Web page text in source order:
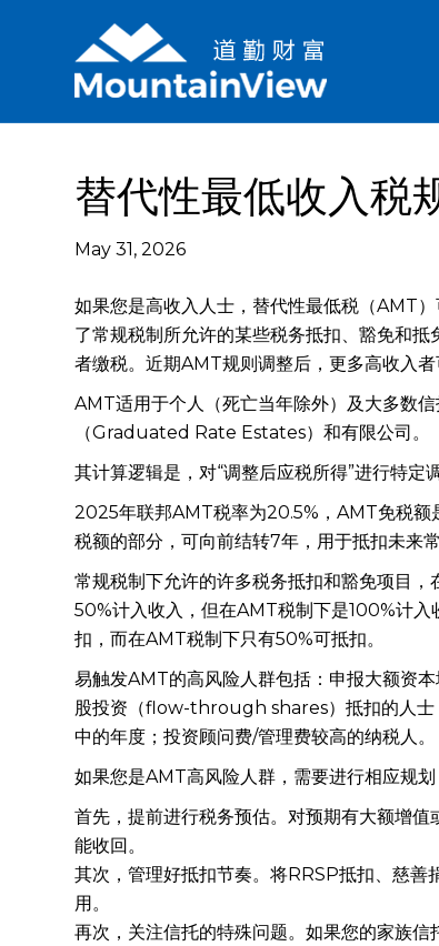
替代性最低收入税
May 31, 2026
如果您是高收入人士，替代性最低税（AMT
了常规税制所允许的某些税务抵扣、豁免和
者缴税。近期AMT规则调整后，更多高收入
AMT适用于个人（死亡当年除外）及大多数
（Graduated Rate Estates）和有限公司。
其计算逻辑是，对“调整后应税所得”进行特
2025年联邦AMT税率为20.5%，AMT免税额
税额的部分，可向前结转7年，用于抵扣未来
常规税制下允许的许多税务抵扣和豁免项目
50%计入收入，但在AMT税制下是100%计
扣，而在AMT税制下只有50%可抵扣。
易触发AMT的高风险人群包括：申报大额资
股投资（flow-through shares）抵扣的人士
中的年度；投资顾问费/管理费较高的纳税人。
如果您是AMT高风险人群，需要进行相应规划
首先，提前进行税务预估。对预期有大额增
能收回。
其次，管理好抵扣节奏。将RRSP抵扣、慈
用。
再次，关注信托的特殊问题。如果您的家族